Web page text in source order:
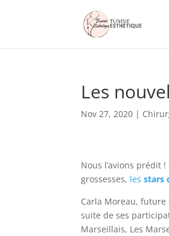
Les
Nov 27, 2020 |
Nous l’avions prédit
grossesses, lesstars
Carla Moreau, future
suite de ses
Marseillais, Les